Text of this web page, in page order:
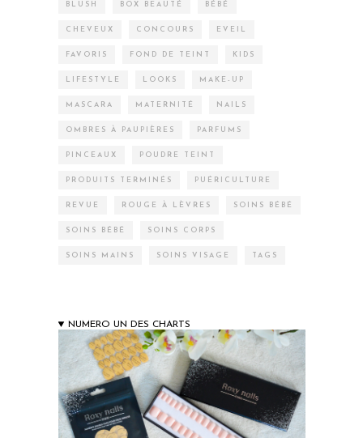
BLUSH BOX BEAUTÉ BÉBÉ
CHEVEUX CONCOURS EVEIL
FAVORIS FOND DE TEINT KIDS
LIFESTYLE LOOKS MAKE-UP
MASCARA MATERNITÉ NAILS
OMBRES À PAUPIÈRES PARFUMS
PINCEAUX POUDRE TEINT
PRODUITS TERMINÉS PUÉRICULTURE
REVUE ROUGE À LÈVRES SOINS BÉBÉ
SOINS BÉBÉ SOINS CORPS
SOINS MAINS SOINS VISAGE TAGS
NUMERO UN DES CHARTS